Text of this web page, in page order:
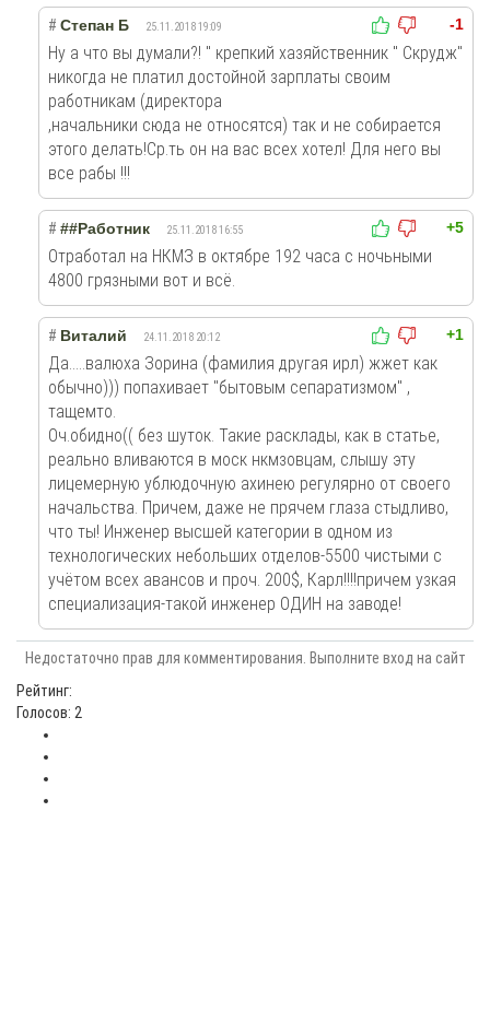
-1
# Степан Б 25.11.2018 19:09
Ну а что вы думали?! " крепкий хазяйственник " Скрудж"
никогда не платил достойной зарплаты своим
работникам (директора
,начальники сюда не относятся) так и не собирается
этого делать!Ср.ть он на вас всех хотел! Для него вы
все рабы !!!
+5
# ##Работник 25.11.2018 16:55
Отработал на НКМЗ в октябре 192 часа с ночьными
4800 грязными вот и всё.
+1
# Виталий 24.11.2018 20:12
Да.....валюха Зорина (фамилия другая ирл) жжет как
обычно))) попахивает "бытовым сепаратизмом" ,
тащемто.
Оч.обидно(( без шуток. Такие расклады, как в статье,
реально вливаются в моск нкмзовцам, слышу эту
лицемерную ублюдочную ахинею регулярно от своего
начальства. Причем, даже не прячем глаза стыдливо,
что ты! Инженер высшей категории в одном из
технологических небольших отделов-5500 чистыми с
учётом всех авансов и проч. 200$, Карл!!!!причем узкая
специализация-такой инженер ОДИН на заводе!
Недостаточно прав для комментирования. Выполните вход на сайт
Рейтинг:
Голосов: 2